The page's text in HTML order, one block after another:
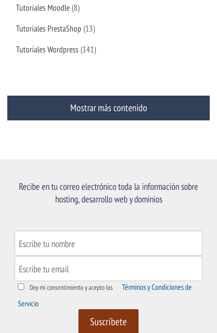
Tutoriales Moodle (8)
Tutoriales PrestaShop (13)
Tutoriales Wordpress (141)
Mostrar más contenido
Recibe en tu correo electrónico toda la información sobre
hosting, desarrollo web y dominios
Doy mi consentimiento y acepto los
Términos y Condiciones de
Servicio